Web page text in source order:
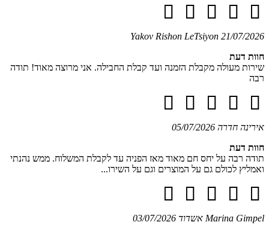
Yakov Rishon LeTsiyon 21/07/2026
חוות דעת
שירות מעולה מקבלת הזמנה ועד קבלת החבילה. אני מרוצה מאוד! תודה
רבה
אירינה חדרה 05/07/2026
חוות דעת
תודה רבה על יחס חם מאוד מאז הפניה עד לקבלת המשלוח. ממש נהנתי
ואמליץ לכולם גם על המוצרים וגם על השירו...
Marina Gimpel אשדוד 03/07/2026